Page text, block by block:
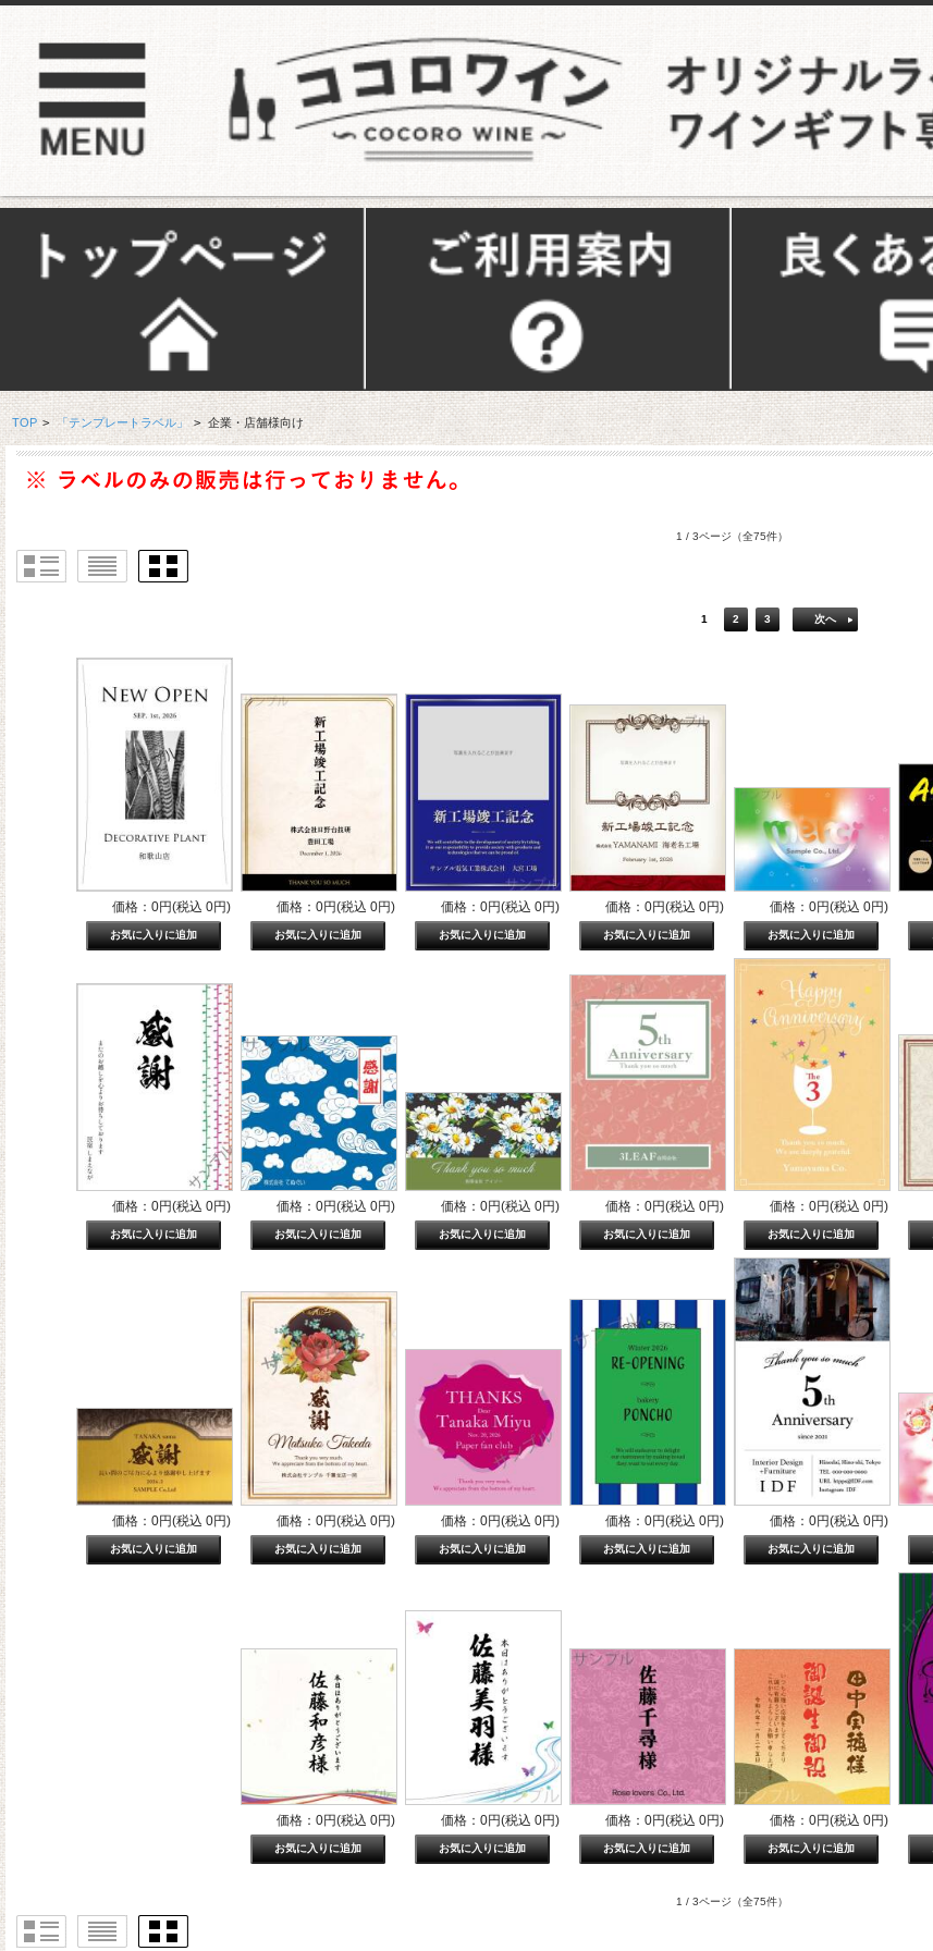
TOP > 「テンプレートラベル」 > 企業・店舗様向け
1 / 3ページ （全75件）
1 2 3 次へ
価格：0円(税込 0円) 価格：0円(税込 0円) 価格：0円(税込 0円) 価格：0円(税込 0円) 価格：0円(税込 0円)
価格：0円(税込 0円) 価格：0円(税込 0円) 価格：0円(税込 0円) 価格：0円(税込 0円) 価格：0円(税込 0円)
価格：0円(税込 0円) 価格：0円(税込 0円) 価格：0円(税込 0円) 価格：0円(税込 0円) 価格：0円(税込 0円)
価格：0円(税込 0円) 価格：0円(税込 0円) 価格：0円(税込 0円) 価格：0円(税込 0円)
1 / 3ページ （全75件）